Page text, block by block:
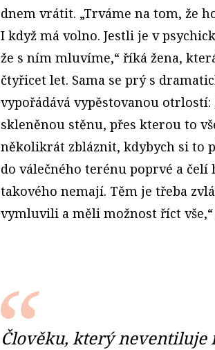
dnem vrátit. „Trváme na tom, že
I když má volno. Jestli je v
že s ním mluvíme,“ říká žena,
čtyřicet let. Sama se prý s
vypořádává vypěstovanou
skleněnou stěnu, přes kterou to
několikrát zbláznit, kdybych si to
do válečného terénu poprvé a čelí
takového nemají. Těm je třeba
vymluvili a měli možnost říct
Člověku, který